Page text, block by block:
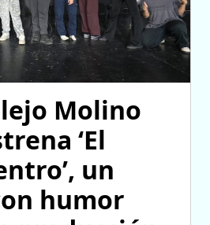
Molino
‘El
un
humor